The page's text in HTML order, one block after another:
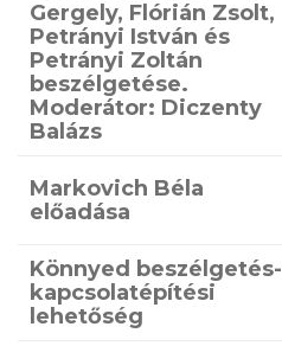
Gergely, Flórián Zsolt,
Petrányi István és
Petrányi Zoltán
beszélgetése.
Moderátor: Diczenty
Balázs
Markovich Béla
előadása
Könnyed beszélgetés-
kapcsolatépítési
lehetőség